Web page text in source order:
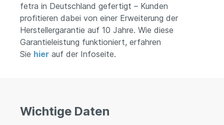
fetra in Deutschland gefertigt – Kunden
profitieren dabei von einer Erweiterung der
Herstellergarantie auf 10 Jahre. Wie diese
Garantieleistung funktioniert, erfahren
Sie hier auf der Infoseite.
Wichtige Daten